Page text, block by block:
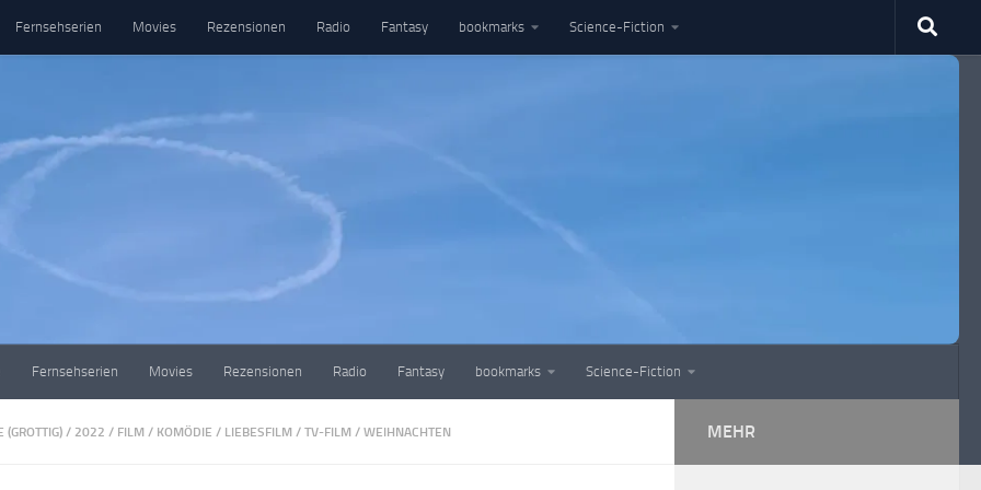
Fernsehserien Movies Rezensionen Radio Fantasy bookmarks Science-Fiction
Fernsehserien Movies Rezensionen Radio Fantasy bookmarks Science-Fiction
(GROTTIG) / 2022 / FILM / KOMÖDIE / LIEBESFILM / TV-FILM / WEIHNACHTEN MEHR